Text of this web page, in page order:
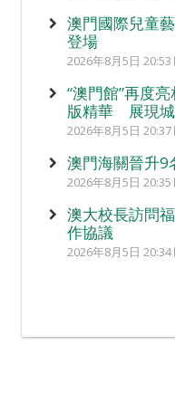
澳門國際兒童
登場
2026年8月5日 20:53
“澳門館”再度
版精華 展現城
2026年8月5日 20:37
澳門海關晉升9
2026年8月5日 20:35
澳大校長訪問
作協議
2026年8月5日 20:34